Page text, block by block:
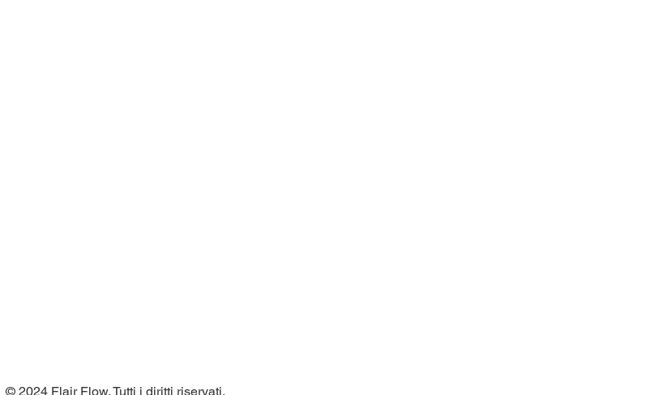
© 2024 Flair Flow. Tutti i diritti riservati.